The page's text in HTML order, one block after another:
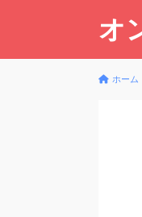
オ
ホーム